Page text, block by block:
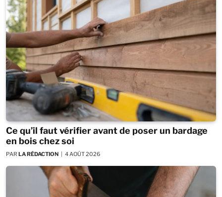
Ce qu’il faut vérifier avant de poser un bardage
en bois chez soi
PAR LA RÉDACTION 4 AOÛT 2026